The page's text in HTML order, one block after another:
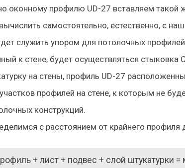
оконному профилю UD-27 вставляем такой
самостоятельно, естественно, с
служить упором для потолочных
к стене, будет осуществляться стыковка
на стены, профиль UD-27
профилей на стене, к которым не
конструкций.
с расстоянием от крайнего профиля
+ лист + подвес + слой штукатурки